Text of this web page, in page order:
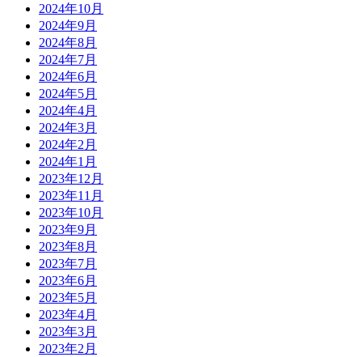
2024年10月
2024年9月
2024年8月
2024年7月
2024年6月
2024年5月
2024年4月
2024年3月
2024年2月
2024年1月
2023年12月
2023年11月
2023年10月
2023年9月
2023年8月
2023年7月
2023年6月
2023年5月
2023年4月
2023年3月
2023年2月